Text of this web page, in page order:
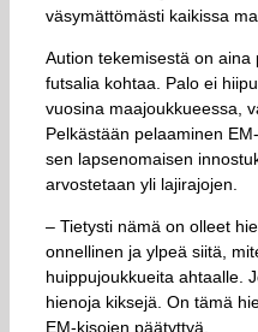
väsymättömästi kaikissa
Aution tekemisestä on
futsalia kohtaa. Palo ei
vuosina maajoukkueessa,
Pelkästään pelaaminen
sen lapsenomaisen
arvostetaan yli lajirajojen.
– Tietysti nämä on olleet
onnellinen ja ylpeä siitä,
huippujoukkueita ahtaalle.
hienoja kiksejä. On tämä
EM-kisojen päätyttyä.